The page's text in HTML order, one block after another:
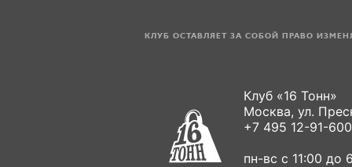
КЛУБ ОСТАВЛЯЕТ ЗА СОБОЙ ПРАВО
Клуб «16 Тонн»
Москва, ул.
+7 495 12-91-
пн-вс с 11:00 до